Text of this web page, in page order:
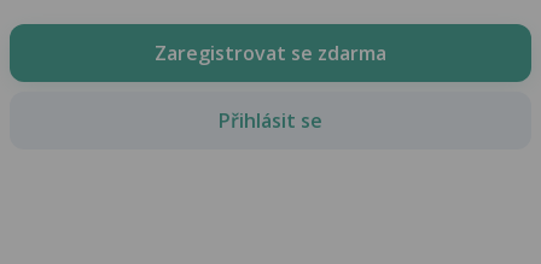
Zaregistrovat se zdarma
Přihlásit se